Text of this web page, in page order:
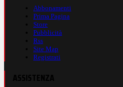
Abbonamenti
Prima Pagina
Store
Pubblicità
Rss
Site Map
Registrati